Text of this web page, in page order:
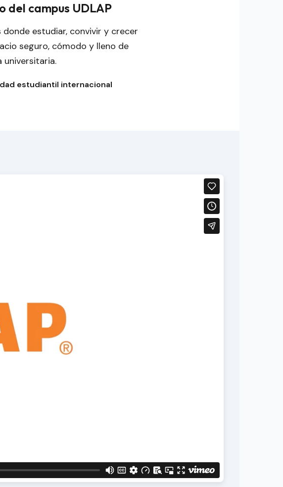
campus UDLAP
donde estudiar, convivir y crecer
seguro, cómodo y lleno de
universitaria.
estudiantil internacional